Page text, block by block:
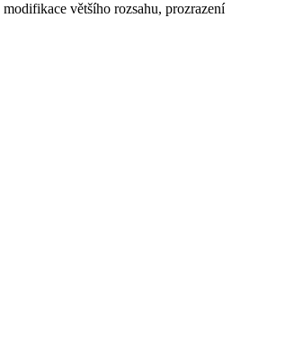
většího rozsahu, prozrazení